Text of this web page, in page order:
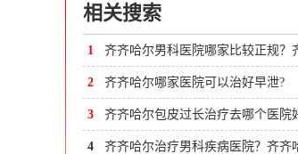
相关搜索
1 齐齐哈尔男科医院哪家比较正规？
齐哈尔附大男科医院咋样
2 齐齐哈尔哪家医院可以治好早泄?
3 齐齐哈尔包皮过长治疗去哪个医院
齐市附大医院男科
4 齐齐哈尔治疗男科疾病医院？齐齐